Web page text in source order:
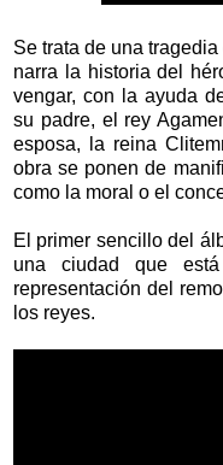
Se trata de una
narra la historia del
vengar, con la ayuda
su padre, el rey
esposa, la reina
obra se ponen de
como la moral o el
El primer sencillo del
una ciudad que
representación del
los reyes.